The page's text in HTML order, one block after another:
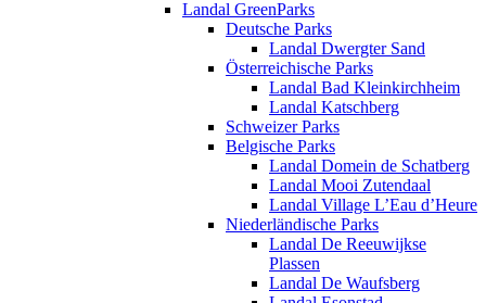
Landal GreenParks
Deutsche Parks
Landal Dwergter Sand
Österreichische Parks
Landal Bad Kleinkirchheim
Landal Katschberg
Schweizer Parks
Belgische Parks
Landal Domein de Schatberg
Landal Mooi Zutendaal
Landal Village L’Eau d’Heure
Niederländische Parks
Landal De Reeuwijkse
Plassen
Landal De Waufsberg